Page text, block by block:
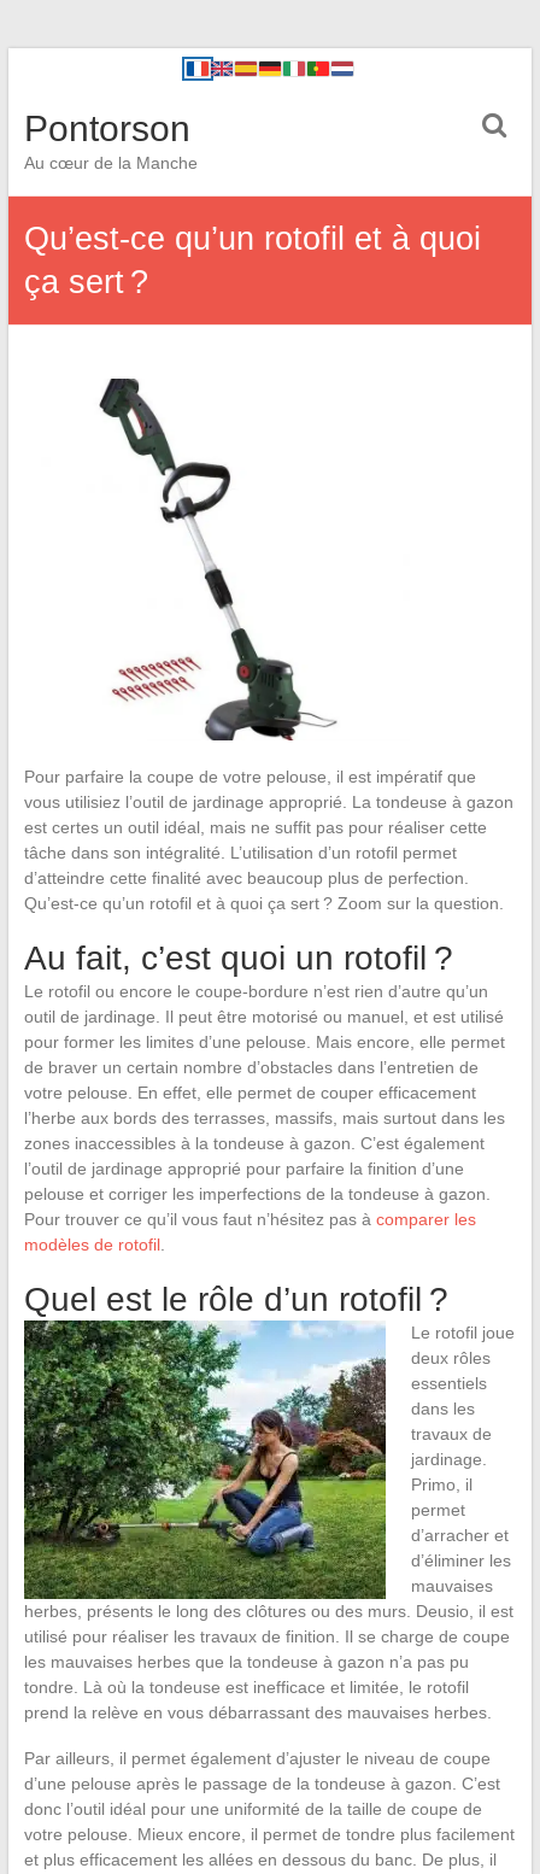
Pontorson
Au cœur de la Manche
Qu’est-ce qu’un rotofil et à quoi
ça sert ?
Pour parfaire la coupe de votre pelouse, il est impératif que
vous utilisiez l’outil de jardinage approprié. La tondeuse à gazon
est certes un outil idéal, mais ne suffit pas pour réaliser cette
tâche dans son intégralité. L’utilisation d’un rotofil permet
d’atteindre cette finalité avec beaucoup plus de perfection.
Qu’est-ce qu’un rotofil et à quoi ça sert ? Zoom sur la question.
Au fait, c’est quoi un rotofil ?
Le rotofil ou encore le coupe-bordure n’est rien d’autre qu’un
outil de jardinage. Il peut être motorisé ou manuel, et est utilisé
pour former les limites d’une pelouse. Mais encore, elle permet
de braver un certain nombre d’obstacles dans l’entretien de
votre pelouse. En effet, elle permet de couper efficacement
l’herbe aux bords des terrasses, massifs, mais surtout dans les
zones inaccessibles à la tondeuse à gazon. C’est également
l’outil de jardinage approprié pour parfaire la finition d’une
pelouse et corriger les imperfections de la tondeuse à gazon.
Pour trouver ce qu’il vous faut n’hésitez pas à comparer les
modèles de rotofil.
Quel est le rôle d’un rotofil ?
Le rotofil joue
deux rôles
essentiels
dans les
travaux de
jardinage.
Primo, il
permet
d’arracher et
d’éliminer les
mauvaises
herbes, présents le long des clôtures ou des murs. Deusio, il est
utilisé pour réaliser les travaux de finition. Il se charge de coupe
les mauvaises herbes que la tondeuse à gazon n’a pas pu
tondre. Là où la tondeuse est inefficace et limitée, le rotofil
prend la relève en vous débarrassant des mauvaises herbes.
Par ailleurs, il permet également d’ajuster le niveau de coupe
d’une pelouse après le passage de la tondeuse à gazon. C’est
donc l’outil idéal pour une uniformité de la taille de coupe de
votre pelouse. Mieux encore, il permet de tondre plus facilement
et plus efficacement les allées en dessous du banc. De plus, il